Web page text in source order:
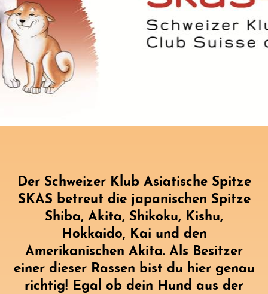
Der Schweizer Klub Asiatische Spitze
SKAS betreut die japanischen Spitze
Shiba, Akita, Shikoku, Kishu,
Hokkaido, Kai und den
Amerikanischen Akita. Als Besitzer
einer dieser Rassen bist du hier genau
richtig! Egal ob dein Hund aus der